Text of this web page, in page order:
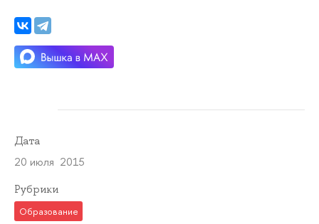
Дата
20 июля 2015
Рубрики
Образование